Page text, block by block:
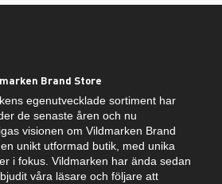
Brand Store
egenutvecklade sortiment har
de senaste åren och nu
visionen om Vildmarken Brand
unikt utformad butik, med unika
i fokus. Vildmarken har ända sedan
våra läsare och följare att